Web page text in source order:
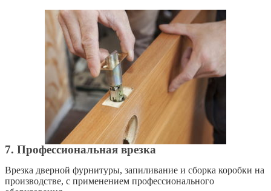
7. Профессиональная врезка
Врезка дверной фурнитуры, запиливание и сборка коробки на
производстве, с применением профессионального